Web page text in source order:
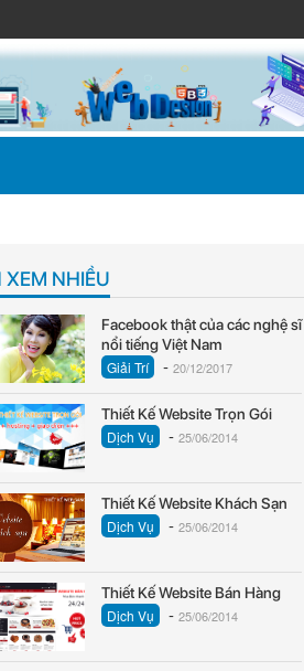
XEM NHIỀU
Facebook thật của các nghệ sĩ
nổi tiếng Việt Nam
Giải Trí - 20/12/2017
Thiết Kế Website Trọn Gói
Dịch Vụ - 25/06/2014
Thiết Kế Website Khách Sạn
Dịch Vụ - 25/06/2014
Thiết Kế Website Bán Hàng
Dịch Vụ - 25/06/2014